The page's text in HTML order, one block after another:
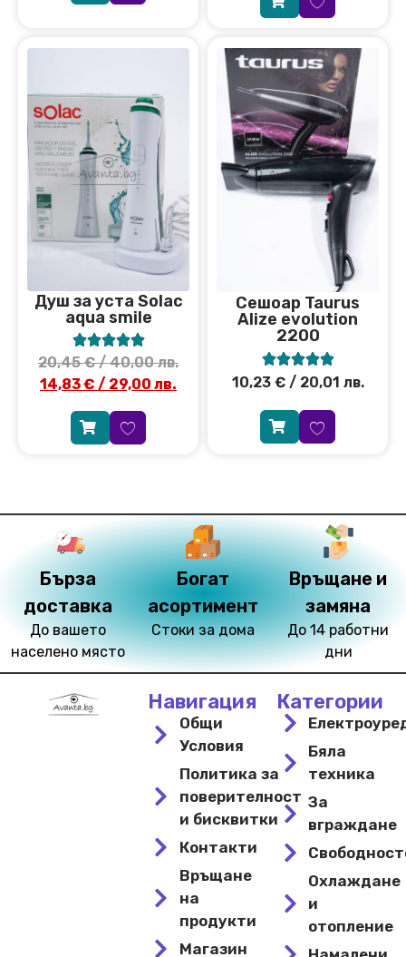
Душ за уста Solac
aqua smile

20,45€/ 40,00 лв.
14,83€ / 29,00 лв.
Сешоар Taurus
Аlize evolution
2200

10,23 €/ 20,01 лв.
Бърза
доставка
До вашето
населено място
Богат
асортимент
Стоки за дома
Връщане и
замяна
До 14 работни
дни
Навигация
Общи
Условия
Политика за
поверителност
и бисквитки
Контакти
Връщане
на
продукти
Магазин
Категории
Бяла
техника
За
вграждане
Охлаждане
и
отопление